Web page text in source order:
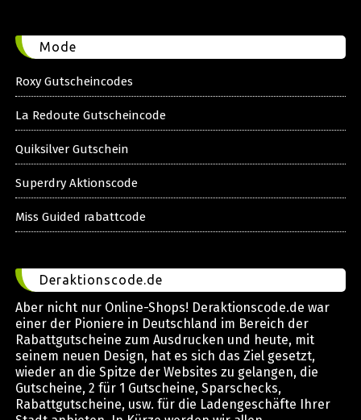
Mode
Roxy Gutscheincodes
La Redoute Gutscheincode
Quiksilver Gutschein
Superdry Aktionscode
Miss Guided rabattcode
Deraktionscode.de
Aber nicht nur Online-Shops! Deraktionscode.de war
einer der Pioniere in Deutschland im Bereich der
Rabattgutscheine zum Ausdrucken und heute, mit
seinem neuen Design, hat es sich das Ziel gesetzt,
wieder an die Spitze der Websites zu gelangen, die
Gutscheine, 2 für 1 Gutscheine, Sparschecks,
Rabattgutscheine, usw. für die Ladengeschäfte Ihrer